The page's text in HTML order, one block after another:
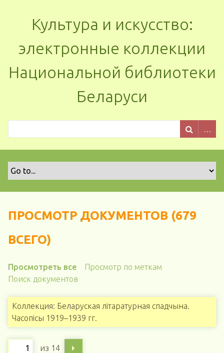
Культура и искусство:
электронные коллекции
Национальной библиотеки
Беларуси
ПРОСМОТР ДОКУМЕНТОВ (679
ВСЕГО)
Просмотреть все
Просмотр по меткам
Поиск документов
Коллекция: Беларуская літаратурная спадчына.
Часопісы 1919–1939 гг.
из 14